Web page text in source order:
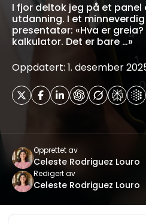
I fjor deltok jeg på et panel
utdanning. I et
presentatør: «Hva er
kalkulator. Det er bare …»
Oppdatert: 1. desember
Opprettet av
Celeste Rodriguez Louro
Redigert av
Celeste Rodriguez Louro